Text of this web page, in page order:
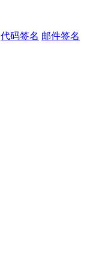
代码签名 邮件签名